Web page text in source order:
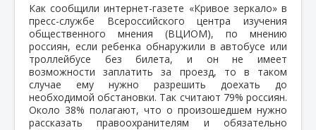
Как сообщили интернет-газете «Кривое зеркало» в
пресс-службе Всероссийского центра изучения
общественного мнения (ВЦИОМ), по мнению
россиян, если ребенка обнаружили в автобусе или
троллейбусе без билета, и он не имеет
возможности заплатить за проезд, то в таком
случае ему нужно разрешить доехать до
необходимой обстановки. Так считают 79% россиян.
Около 38% полагают, что о произошедшем нужно
рассказать правоохранителям и обязательно